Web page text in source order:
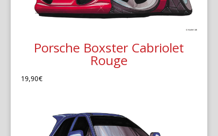
Porsche Boxster Cabriolet
Rouge
19,90€